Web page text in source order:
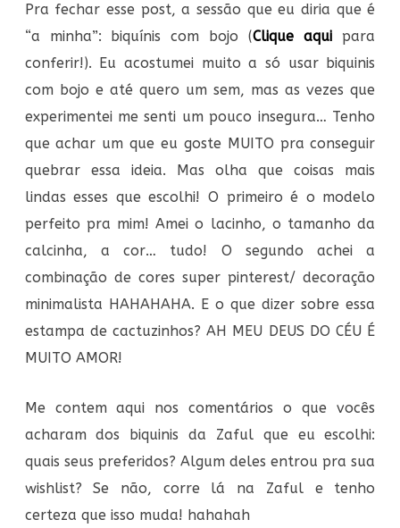
Pra fechar esse post, a sessão que eu diria que é
“a minha”: biquínis com bojo (Clique aqui para
conferir!). Eu acostumei muito a só usar biquinis
com bojo e até quero um sem, mas as vezes que
experimentei me senti um pouco insegura… Tenho
que achar um que eu goste MUITO pra conseguir
quebrar essa ideia. Mas olha que coisas mais
lindas esses que escolhi! O primeiro é o modelo
perfeito pra mim! Amei o lacinho, o tamanho da
calcinha, a cor… tudo! O segundo achei a
combinação de cores super pinterest/ decoração
minimalista HAHAHAHA. E o que dizer sobre essa
estampa de cactuzinhos? AH MEU DEUS DO CÉU É
MUITO AMOR!
Me contem aqui nos comentários o que vocês
acharam dos biquinis da Zaful que eu escolhi:
quais seus preferidos? Algum deles entrou pra sua
wishlist? Se não, corre lá na Zaful e tenho
certeza que isso muda! hahahah